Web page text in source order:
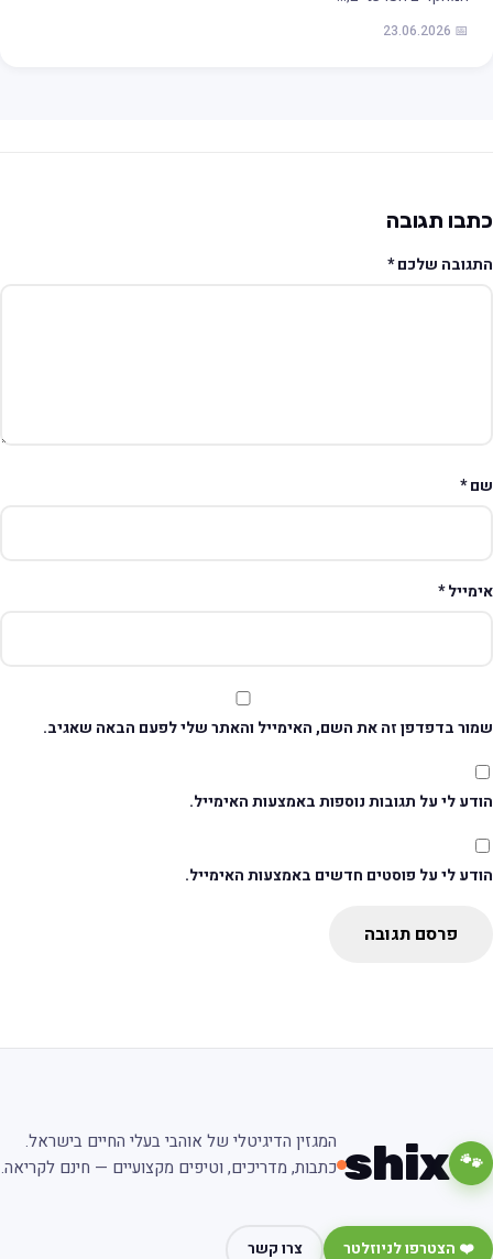
📅 23.06.2026
תגובה
שלכם*
*
*
בדפדפן זה את השם, האימייל והאתר שלי לפעם הבאה שאגיב.
לי על תגובות נוספות באמצעות האימייל.
לי על פוסטים חדשים באמצעות האימייל.
פרסם תגובה
🐾
shix
המגזין הדיגיטלי של אוהבי בעלי החיים בישראל.
כתבות, מדריכים, וטיפים מקצועיים — חינם לקריאה.
❤️ הצטרפו לניוזלטר צרו קשר